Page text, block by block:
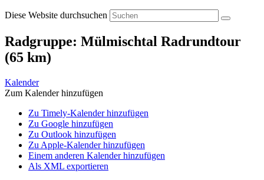
Diese Website durchsuchen
Radgruppe: Mülmischtal Radrundtour
(65 km)
Kalender
Zum Kalender hinzufügen
Zu Timely-Kalender hinzufügen
Zu Google hinzufügen
Zu Outlook hinzufügen
Zu Apple-Kalender hinzufügen
Einem anderen Kalender hinzufügen
Als XML exportieren